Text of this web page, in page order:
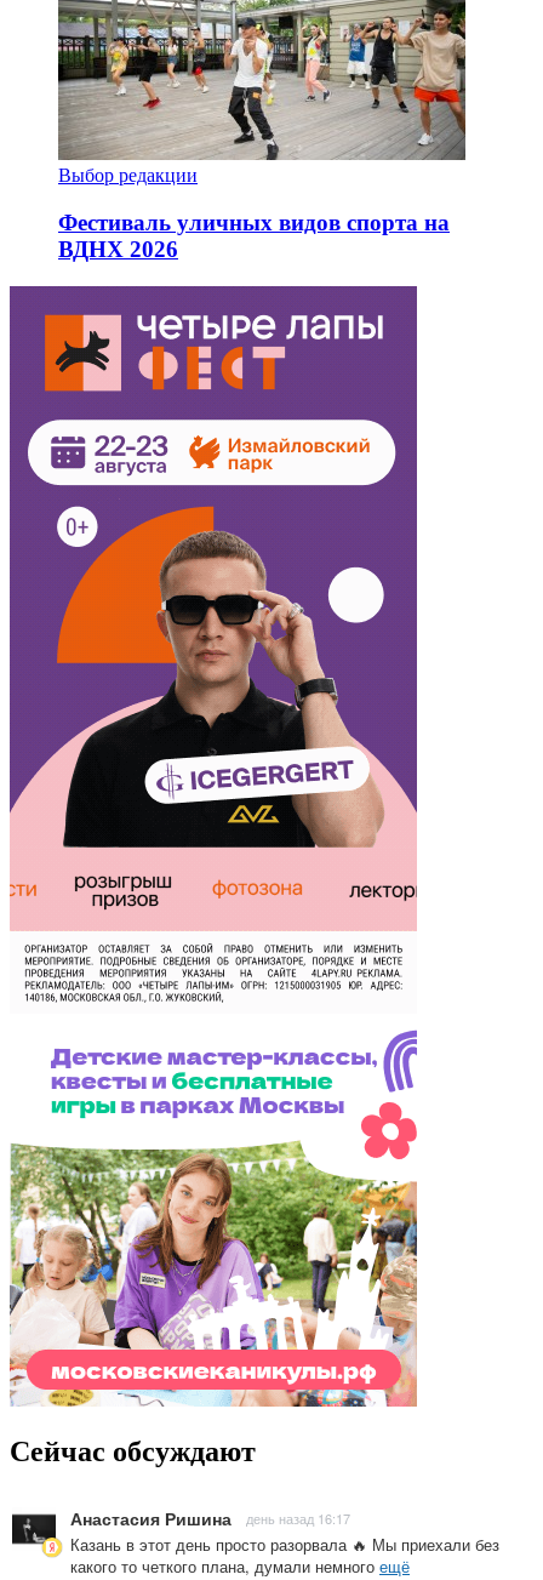
Выбор редакции
Фестиваль уличных видов спорта на
ВДНХ 2026
Сейчас обсуждают
Анастасия Ришина день назад 16:17
Казань в этот день просто разорвала 🔥 Мы приехали без
какого то четкого плана, думали немного ещё